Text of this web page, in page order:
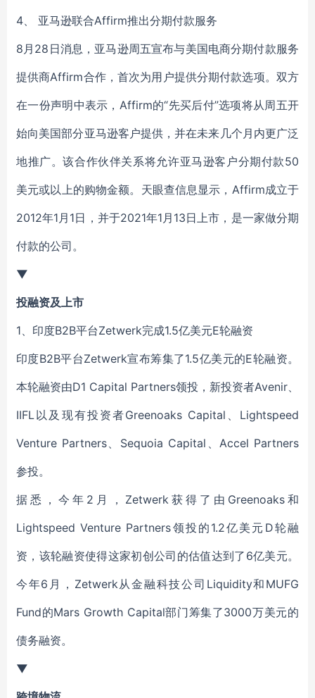
4、 亚马逊联合Affirm推出分期付款服务
8月28日消息，亚马逊周五宣布与美国电商分期付款服务
提供商Affirm合作，首次为用户提供分期付款选项。双方
在一份声明中表示，Affirm的“先买后付”选项将从周五开
始向美国部分亚马逊客户提供，并在未来几个月内更广泛
地推广。该合作伙伴关系将允许亚马逊客户分期付款50
美元或以上的购物金额。天眼查信息显示，Affirm成立于
2012年1月1日，并于2021年1月13日上市，是一家做分期
付款的公司。
▼
投融资及上市
1、印度B2B平台Zetwerk完成1.5亿美元E轮融资
印度B2B平台Zetwerk宣布筹集了1.5亿美元的E轮融资。
本轮融资由D1 Capital Partners领投，新投资者Avenir、
IIFL以及现有投资者Greenoaks Capital、Lightspeed
Venture Partners、Sequoia Capital、Accel Partners
参投。
据悉，今年2月，Zetwerk获得了由Greenoaks和
Lightspeed Venture Partners领投的1.2亿美元D轮融
资，该轮融资使得这家初创公司的估值达到了6亿美元。
今年6月，Zetwerk从金融科技公司Liquidity和MUFG
Fund的Mars Growth Capital部门筹集了3000万美元的
债务融资。
▼